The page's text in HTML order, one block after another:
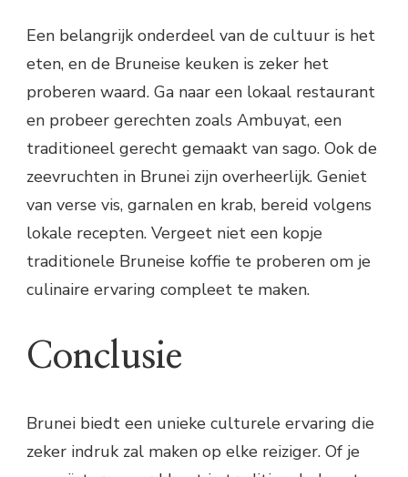
Een belangrijk onderdeel van de cultuur is het
eten, en de Bruneise keuken is zeker het
proberen waard. Ga naar een lokaal restaurant
en probeer gerechten zoals Ambuyat, een
traditioneel gerecht gemaakt van sago. Ook de
zeevruchten in Brunei zijn overheerlijk. Geniet
van verse vis, garnalen en krab, bereid volgens
lokale recepten. Vergeet niet een kopje
traditionele Bruneise koffie te proberen om je
culinaire ervaring compleet te maken.
Conclusie
Brunei biedt een unieke culturele ervaring die
zeker indruk zal maken op elke reiziger. Of je